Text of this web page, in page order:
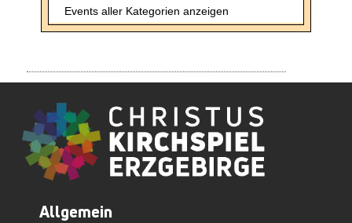
Events aller Kategorien anzeigen
Allgemein